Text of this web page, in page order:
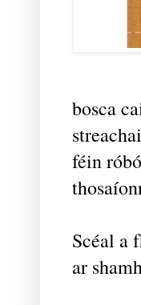
bosca
féin
Scéal a
ar